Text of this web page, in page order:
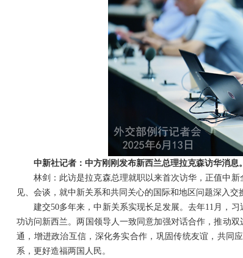
中新社记者：中方刚刚发布新西兰总理拉克森访华消息
林剑：此访是拉克森总理就职以来首次访华，正值中
见、会谈，就中新关系和共同关心的国际和地区问题深入交
建交50多年来，中新关系实现长足发展。去年11月，
功访问新西兰。两国领导人一致同意加强对话合作，推动
通，增进政治互信，深化务实合作，巩固传统友谊，共同
系，更好造福两国人民。